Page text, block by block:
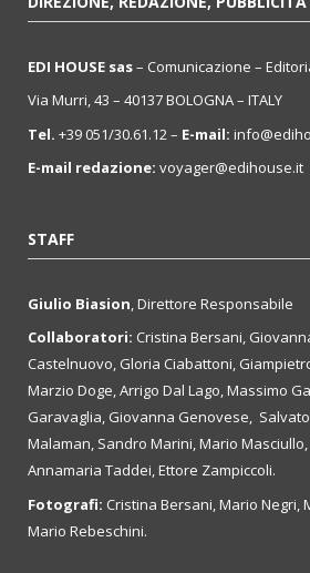
EDI HOUSE sas– Comunicazione –
Via Murri, 43 – 40137 BOLOGNA – ITALY
Tel. +39 051/30.61.12 – E-mail:
E-mail redazione: voyager@edihouse.it
STAFF
Giulio Biasion, Direttore Responsabile
Collaboratori: Cristina Bersani,
Castelnuovo, Gloria Ciabattoni,
Marzio Doge, Arrigo Dal Lago, Massimo
Garavaglia, Giovanna Genovese,
Malaman, Sandro Marini, Mario
Annamaria Taddei, Ettore Zampiccoli.
Fotografi: Cristina Bersani, Mario Negri,
Mario Rebeschini.